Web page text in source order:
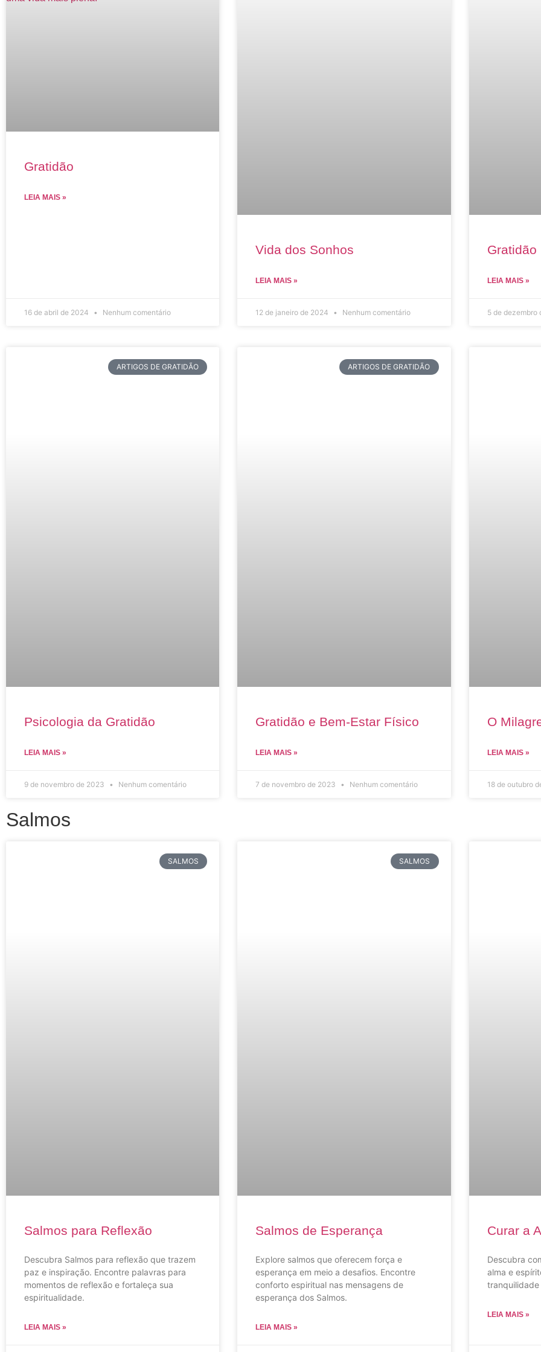
Gratidão
LEIA MAIS »
16 de abril de 2024 Nenhum comentário
Vida dos Sonhos
LEIA MAIS »
12 de janeiro de 2024 Nenhum comentário
Gratidão
LEIA MAIS »
5 de dezembro
ARTIGOS DE GRATIDÃO
Psicologia da Gratidão
LEIA MAIS »
9 de novembro de 2023 Nenhum comentário
ARTIGOS DE GRATIDÃO
Gratidão e Bem-Estar Físico
LEIA MAIS »
7 de novembro de 2023 Nenhum comentário
O
LEIA MAIS »
18 de outubro
Salmos
SALMOS
Salmos para Reflexão
Descubra Salmos para reflexão que trazem
paz e inspiração. Encontre palavras para
momentos de reflexão e fortaleça sua
espiritualidade.
LEIA MAIS »
SALMOS
Salmos de Esperança
Explore salmos que oferecem força e
esperança em meio a desafios. Encontre
conforto espiritual nas mensagens de
esperança dos Salmos.
LEIA MAIS »
Curar a
Descubra
alma e
LEIA MAIS »